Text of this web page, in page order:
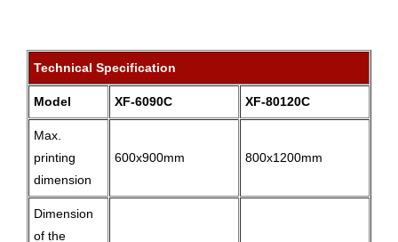
Technical Specification
Model XF-6090C XF-80120C
Max.
printing
dimension
600x900mm 800x1200mm
Dimension
of the